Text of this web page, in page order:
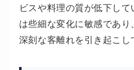
ビスや料理の質が低下し
は些細な変化に敏感であ
深刻な客離れを引き起こし